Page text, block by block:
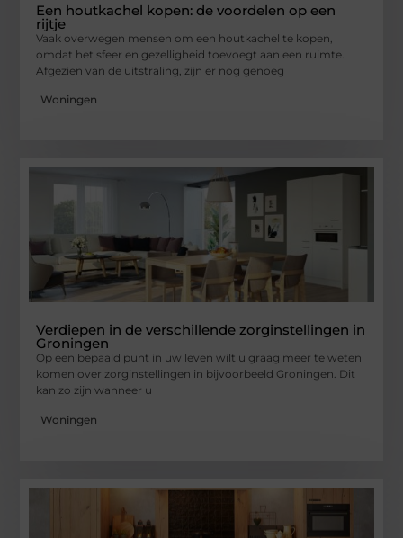
Een houtkachel kopen: de voordelen op een
rijtje
Vaak overwegen mensen om een houtkachel te kopen,
omdat het sfeer en gezelligheid toevoegt aan een ruimte.
Afgezien van de uitstraling, zijn er nog genoeg
Woningen
Verdiepen in de verschillende zorginstellingen in
Groningen
Op een bepaald punt in uw leven wilt u graag meer te weten
komen over zorginstellingen in bijvoorbeeld Groningen. Dit
kan zo zijn wanneer u
Woningen